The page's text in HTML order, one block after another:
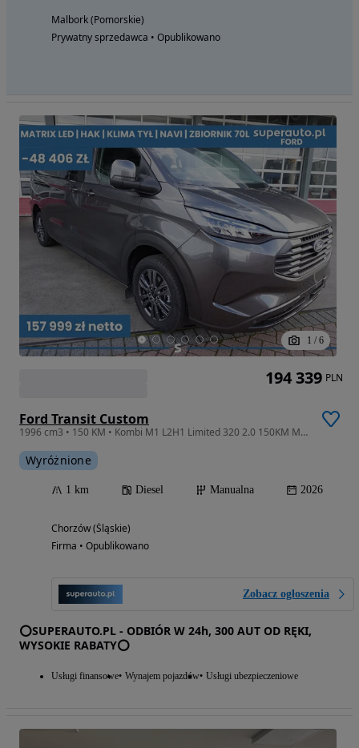
Malbork (Pomorskie)
Prywatny sprzedawca • Opublikowano
1 / 6
Ford Transit Custom
1996 cm3 • 150 KM • Kombi M1 L2H1 Limited 320 2.0 150KM Matrix LED !! Hak !! Klima tył !!
Wyróżnione
1 km Diesel Manualna 2026
Chorzów (Śląskie)
Firma • Opublikowano
Zobacz ogłoszenia
⭕SUPERAUTO.PL - ODBIÓR W 24h, 300 AUT OD RĘKI,
WYSOKIE RABATY⭕
Usługi finansowe Wynajem pojazdów Usługi ubezpieczeniowe
194 339 PLN